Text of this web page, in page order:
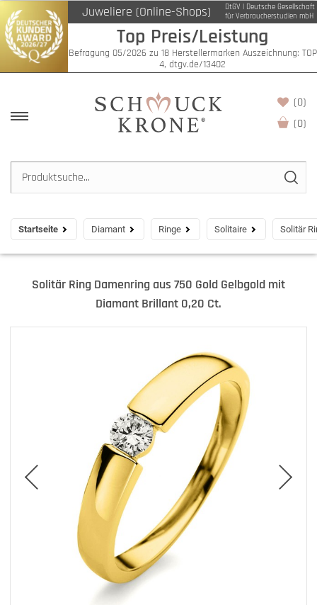
Juweliere (Online-Shops)
DtGV | Deutsche Gesellschaft
für Verbraucherstudien mbH
Top Preis/Leistung
Befragung 05/2026 zu 18 Herstellermarken Auszeichnung: TOP
4, dtgv.de/13402
(0)
(0)
Startseite Diamant Ringe Solitaire Solitär
Solitär Ring Damenring aus 750 Gold Gelbgold mit
Diamant Brillant 0,20 Ct.